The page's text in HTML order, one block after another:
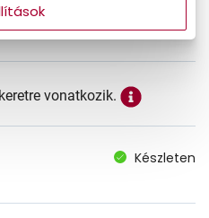
vonatkozik.
Készleten